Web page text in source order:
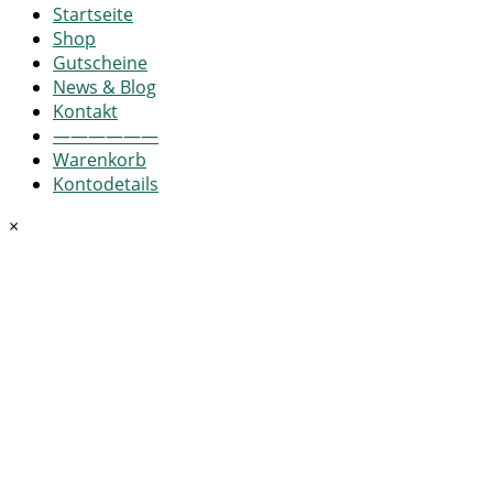
Startseite
Shop
Gutscheine
News & Blog
Kontakt
——————
Warenkorb
Kontodetails
×